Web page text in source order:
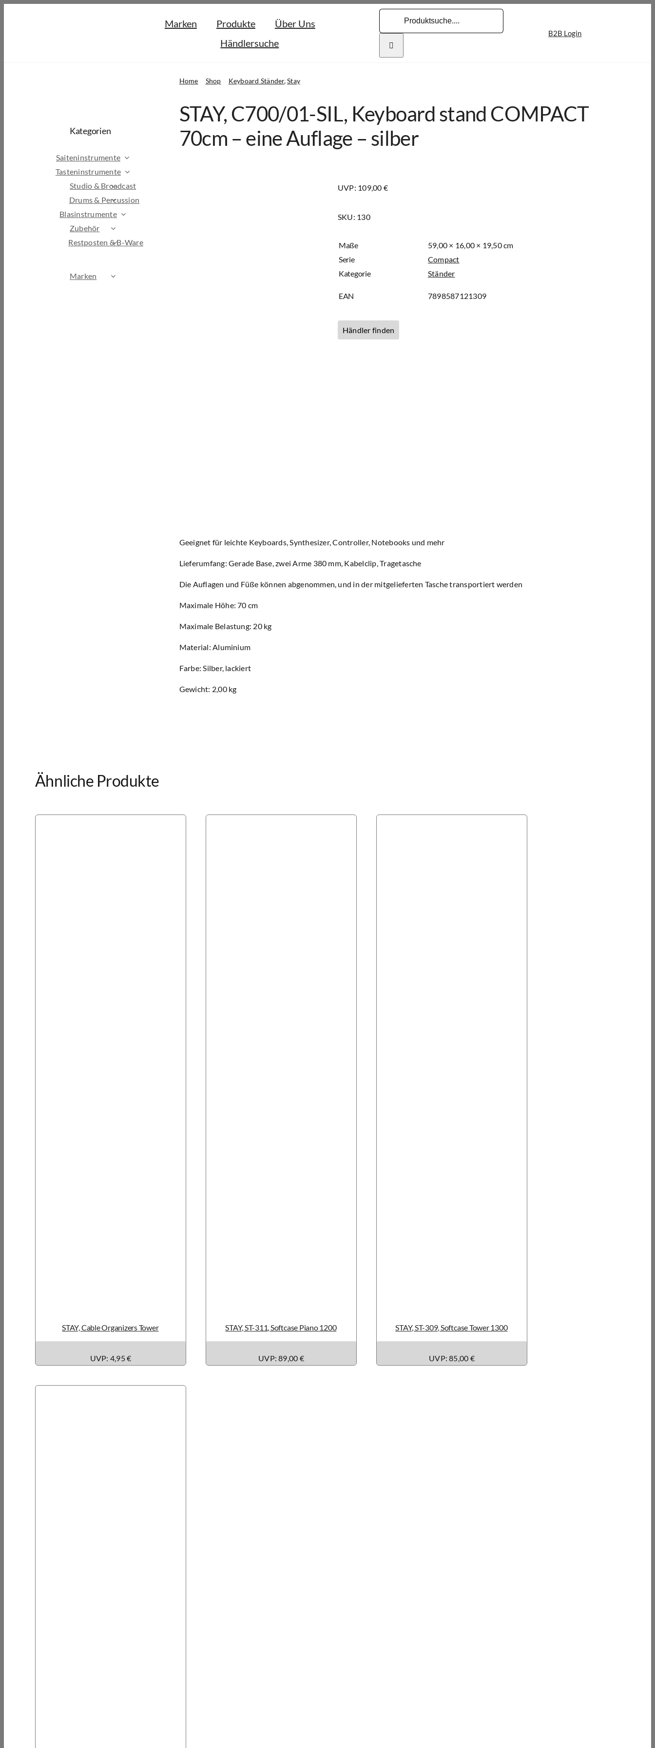
Marken Produkte
Über Uns
Händlersuche
B2B Login
Home Shop Keyboard Ständer Stay
Kategorien
Saiteninstrumente
Tasteninstrumente
Studio & Broadcast
Drums & Percussion
Blasinstrumente
Zubehör
Restposten & B-Ware
Marken
STAY, C700/01-SIL, Keyboard stand COMPACT
70cm – eine Auflage – silber
UVP: 109,00 €
SKU: 130
Maße
59,00 × 16,00 × 19,50 cm
Serie
Compact
Kategorie
Ständer
EAN 7898587121309
Händler finden
Geeignet für leichte Keyboards, Synthesizer, Controller, Notebooks und mehr
Lieferumfang: Gerade Base, zwei Arme 380 mm, Kabelclip, Tragetasche
Die Auflagen und Füße können abgenommen, und in der mitgelieferten Tasche transportiert werden
Maximale Höhe:70 cm
Maximale Belastung: 20 kg
Material:Aluminium
Farbe:Silber, lackiert
Gewicht: 2,00 kg
Ähnliche Produkte
STAY, Cable Organizers Tower
UVP: 4,95 €
STAY, ST-311, Softcase Piano 1200
UVP: 89,00 €
STAY, ST-309, Softcase Tower 1300
UVP: 85,00 €